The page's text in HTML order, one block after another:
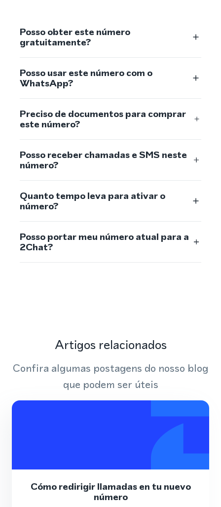
Posso obter este número
gratuitamente?
Posso usar este número com o
WhatsApp?
Preciso de documentos para comprar
este número?
Posso receber chamadas e SMS neste
número?
Quanto tempo leva para ativar o
número?
Posso portar meu número atual para a
2Chat?
Artigos relacionados
Confira algumas postagens do nosso blog
que podem ser úteis
Cómo redirigir llamadas en tu nuevo
número